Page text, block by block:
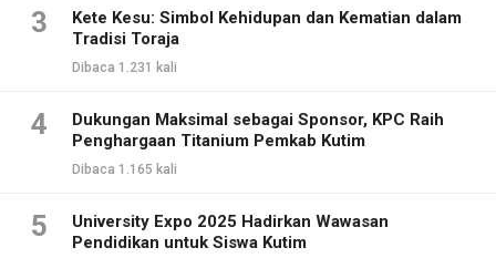
3
Kete Kesu: Simbol Kehidupan dan Kematian dalam
Tradisi Toraja
Dibaca 1.231 kali
4
Dukungan Maksimal sebagai Sponsor, KPC Raih
Penghargaan Titanium Pemkab Kutim
Dibaca 1.165 kali
5
University Expo 2025 Hadirkan Wawasan
Pendidikan untuk Siswa Kutim